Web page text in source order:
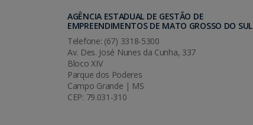
AGÊNCIA ESTADUAL DE GESTÃO DE
EMPREENDIMENTOS DE MATO GROSSO DO SUL
Telefone: (67) 3318-5300
Av. Des. José Nunes da Cunha, 337
Bloco XIV
Parque dos Poderes
Campo Grande | MS
CEP: 79.031-310